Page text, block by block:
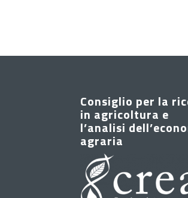
Consiglio per la
in agricoltura e
l’analisi
agraria